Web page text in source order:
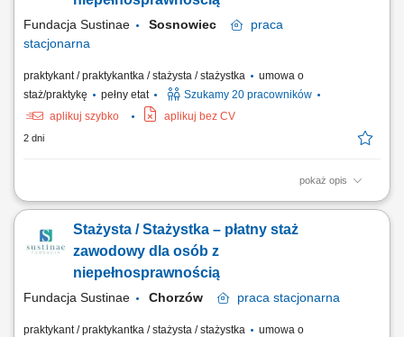
Fundacja Sustinae Sosnowiec
praca
stacjonarna
praktykant / praktykantka / stażysta / stażystka
umowa o
staż/praktykę
pełny etat
Szukamy 20 pracowników
aplikuj szybko
aplikuj bez CV
2 dni
pokaż opis
Projekt „RozPracuj się ! Kompleksowy program aktywizacji zawodowej
środków Państwowego Funduszu Rehabilitacji Osób
Niepełnosprawnych. Celem uczestnictwa w programie jest zwiększenie
szansy na rynku pracy i podjęcie...
Stażysta / Stażystka – płatny staż
zawodowy dla osób z
niepełnosprawnością
Fundacja Sustinae Chorzów praca stacjonarna
praktykant / praktykantka / stażysta / stażystka
umowa o